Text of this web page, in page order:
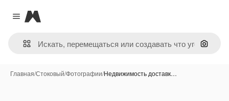
Close menu
Magnific
Поиск
Главная/Стоковый/Фотографии/Недвижимость доставк…